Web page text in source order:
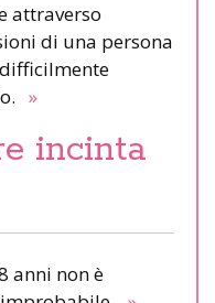
attraverso
di una persona
»
incinta
anni non è